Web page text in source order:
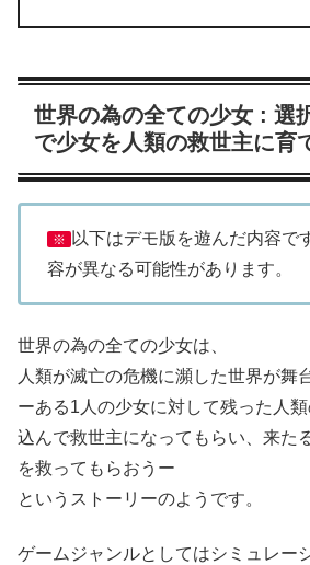
世界の為の全ての少女 : 選
で少女を人類の救世主に育
※
以下はデモ版を遊んだ内容で
容が異なる可能性があります。
世界の為の全ての少女は、
人類が滅亡の危機に瀕した世界が舞
ーある1人の少女に対して残った人
込んで救世主になってもらい、来た
を救ってもらおうー
というストーリーのようです。
ゲームジャンルとしてはシミュレー